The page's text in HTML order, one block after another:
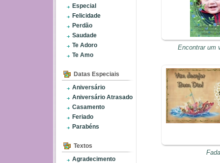
Especial
Felicidade
Perdão
Saudade
Te Adoro
Te Amo
Datas Especiais
Aniversário
Aniversário Atrasado
Casamento
Feriado
Parabéns
Textos
Agradecimento
Encontrar um